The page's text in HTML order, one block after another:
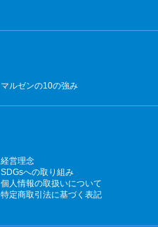
マルゼンの10の強み
経営理念
SDGsへの取り組み
個人情報の取扱いについて
特定商取引法に基づく表記